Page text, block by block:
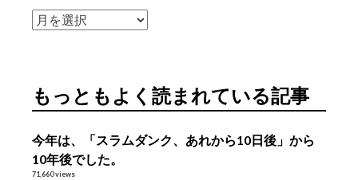
ア
ブ
もっともよく読まれている記事
今年は、「スラムダンク、あれから10日後」から
10年後でした。
71,660 views